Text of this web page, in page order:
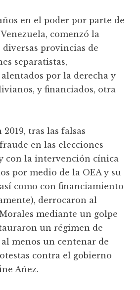
en el poder por parte de
comenzó la
provincias de
separatistas,
por la derecha y
y financiados, otra
tras las falsas
en las elecciones
con la intervención cínica
por medio de la OEA y su
como con financiamiento
derrocaron al
mediante un golpe
un régimen de
menos un centenar de
contra el gobierno
Añez.